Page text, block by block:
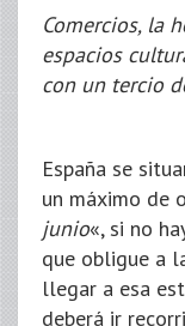
Comercios, la
espacios
con un tercio
España se
un máximo de
junio«, si no
que obligue a
llegar a esa
deberá ir